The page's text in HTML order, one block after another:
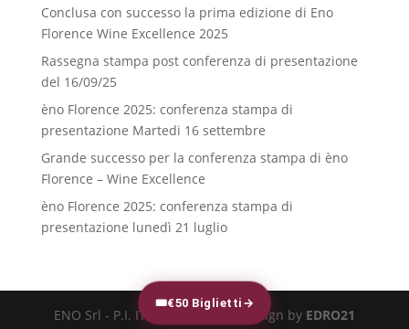
Conclusa con successo la prima edizione di Eno
Florence Wine Excellence 2025
Rassegna stampa post conferenza di presentazione
del 16/09/25
èno Florence 2025: conferenza stampa di
presentazione Martedi 16 settembre
Grande successo per la conferenza stampa di èno
Florence – Wine Excellence
èno Florence 2025: conferenza stampa di
presentazione lunedì 21 luglio
ENO Srl - P.I. IT-02616540973 - design by EDRO21
🎟€50 Biglietti →